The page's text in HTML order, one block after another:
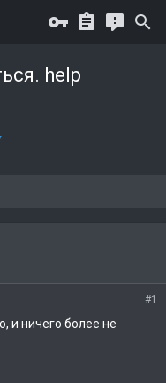
help
#1
и ничего более не